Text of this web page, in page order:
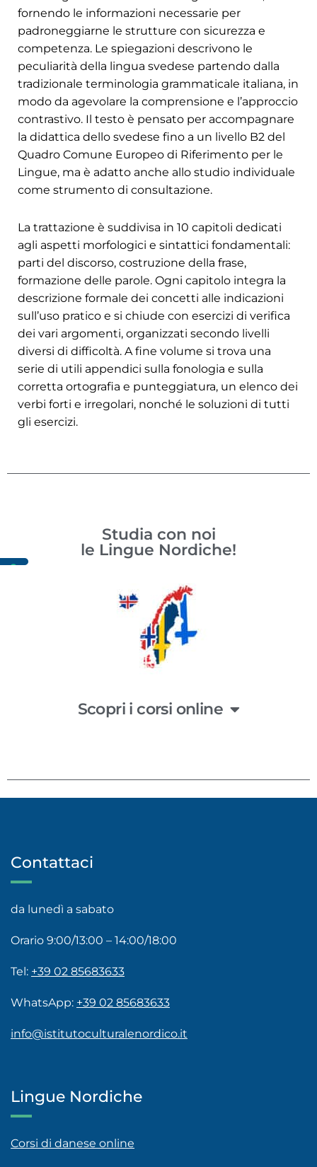
fornendo le informazioni necessarie per
padroneggiarne le strutture con sicurezza e
competenza. Le spiegazioni descrivono le
peculiarità della lingua svedese partendo dalla
tradizionale terminologia grammaticale italiana, in
modo da agevolare la comprensione e l’approccio
contrastivo. Il testo è pensato per accompagnare
la didattica dello svedese fino a un livello B2 del
Quadro Comune Europeo di Riferimento per le
Lingue, ma è adatto anche allo studio individuale
come strumento di consultazione.
La trattazione è suddivisa in 10 capitoli dedicati
agli aspetti morfologici e sintattici fondamentali:
parti del discorso, costruzione della frase,
formazione delle parole. Ogni capitolo integra la
descrizione formale dei concetti alle indicazioni
sull’uso pratico e si chiude con esercizi di verifica
dei vari argomenti, organizzati secondo livelli
diversi di difficoltà. A fine volume si trova una
serie di utili appendici sulla fonologia e sulla
corretta ortografia e punteggiatura, un elenco dei
verbi forti e irregolari, nonché le soluzioni di tutti
gli esercizi.
Studia con noi
le Lingue Nordiche!
Scopri i corsi online
Contattaci
da lunedì a sabato
Orario 9:00/13:00 – 14:00/18:00
Tel: +39 02 85683633
WhatsApp: +39 02 85683633
info@istitutoculturalenordico.it
Lingue Nordiche
Corsi di danese online